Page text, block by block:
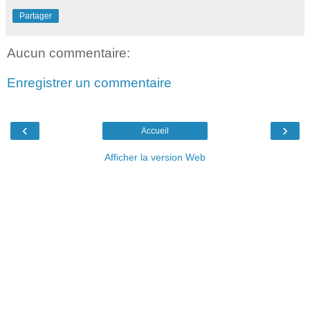
Partager
Aucun commentaire:
Enregistrer un commentaire
‹ ›
Accueil
Afficher la version Web